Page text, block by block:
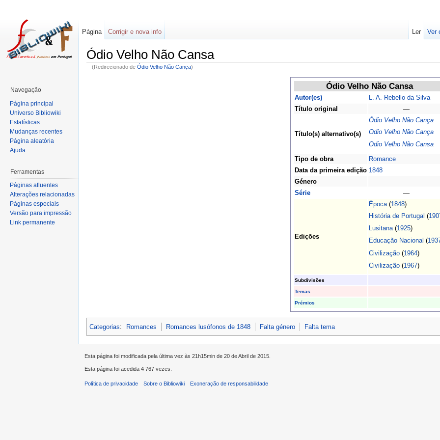
Ódio Velho Não Cansa
(Redirecionado de Ódio Velho Não Cança)
Ódio Velho Não Cansa
Autor(es)
L. A. Rebello da Silva
Título original
—
Título(s) alternativo(s)
Ódio Velho Não Cança
Odio Velho Não Cança
Odio Velho Não Cansa
Tipo de obra
Romance
Data da primeira edição 1848
Género
Série
—
Edições
Época(1848)
História de Portugal (
Lusitana(1925)
Educação Nacional (
Civilização(1964)
Civilização(1967)
Subdivisões
Temas
Prémios
Categorias: Romances Romances lusófonos de 1848 Falta género Falta tema
Página Corrigir e nova info Ler Ver
Navegação
Página principal
Universo Bibliowiki
Estatísticas
Mudanças recentes
Página aleatória
Ajuda
Ferramentas
Páginas afluentes
Alterações relacionadas
Páginas especiais
Versão para impressão
Link permanente
Esta página foi modificada pela última vez às 21h15min de 20 de Abril de 2015.
Esta página foi acedida 4 767 vezes.
Política de privacidade Sobre o Bibliowiki Exoneração de responsabilidade